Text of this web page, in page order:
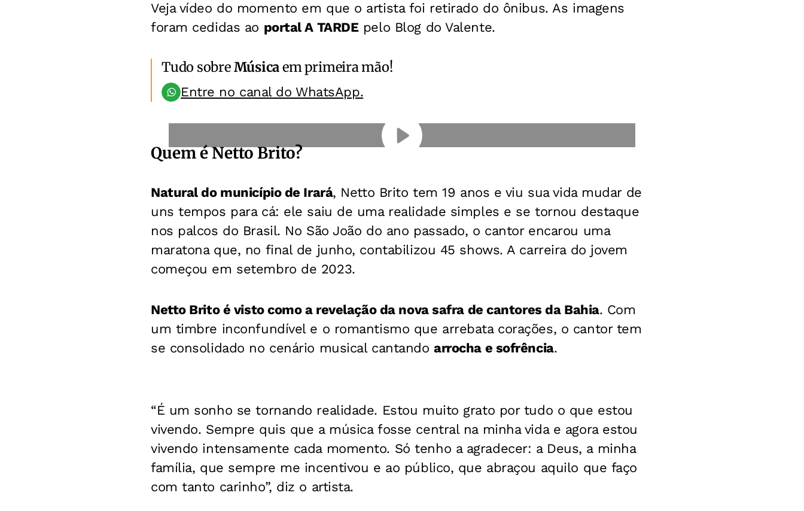
Veja vídeo do momento em que o artista foi retirado do ônibus. As imagens
foram cedidas ao portal A TARDEpelo Blog do Valente.
Tudo sobreMúsicaem primeira mão!
Entre no canal do WhatsApp.
Quem é Netto Brito?
Natural do município de Irará, Netto Brito tem 19 anos e viu sua vida mudar de
uns tempos para cá: ele saiu de uma realidade simples e se tornou destaque
nos palcos do Brasil. No São João do ano passado, o cantor encarou uma
maratona que, no final de junho, contabilizou 45 shows. A carreira do jovem
começou em setembro de 2023.
Netto Brito é visto como a revelação da nova safra de cantores da Bahia. Com
um timbre inconfundível e o romantismo que arrebata corações, o cantor tem
se consolidado no cenário musical cantandoarrocha e sofrência.
“É um sonho se tornando realidade. Estou muito grato por tudo o que estou
vivendo. Sempre quis que a música fosse central na minha vida e agora estou
vivendo intensamente cada momento. Só tenho a agradecer: a Deus, a minha
família, que sempre me incentivou e ao público, que abraçou aquilo que faço
com tanto carinho”, diz o artista.